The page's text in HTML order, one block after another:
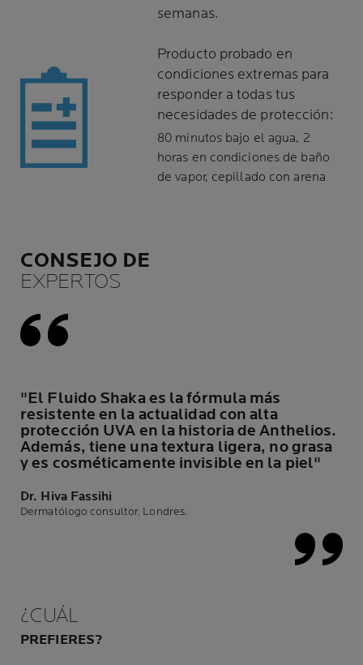
semanas.
Producto probado en
condiciones extremas para
responder a todas tus
necesidades de protección:
80 minutos bajo el agua, 2
horas en condiciones de baño
de vapor, cepillado con arena
CONSEJO DE
EXPERTOS
"El Fluido Shaka es la fórmula más
resistente en la actualidad con alta
protección UVA en la historia de Anthelios.
Además, tiene una textura ligera, no grasa
y es cosméticamente invisible en la piel"
Dr. Hiva Fassihi
Dermatólogo consultor, Londres.
¿CUÁL
PREFIERES?